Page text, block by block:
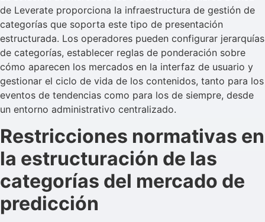
de Leverate proporciona la infraestructura de gestión de
categorías que soporta este tipo de presentación
estructurada. Los operadores pueden configurar jerarquías
de categorías, establecer reglas de ponderación sobre
cómo aparecen los mercados en la interfaz de usuario y
gestionar el ciclo de vida de los contenidos, tanto para los
eventos de tendencias como para los de siempre, desde
un entorno administrativo centralizado.
Restricciones normativas en
la estructuración de las
categorías del mercado de
predicción